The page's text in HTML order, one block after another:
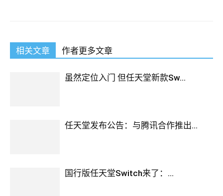
相关文章 作者更多文章
虽然定位入门 但任天堂新款Sw...
任天堂发布公告：与腾讯合作推出...
国行版任天堂Switch来了：...